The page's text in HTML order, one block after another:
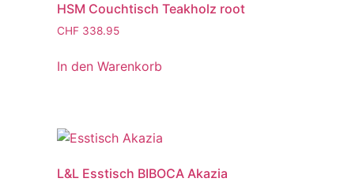
HSM Couchtisch Teakholz root
CHF 338.95
In den Warenkorb
L&L Esstisch BIBOCA Akazia